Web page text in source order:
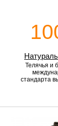
Телячья и
стандарта